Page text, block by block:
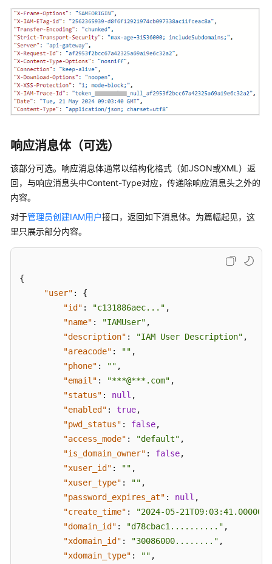
API
参
考
使
用
前
必
API
概
览
何
调
用
响应消息体（可选）
该部分可选。响应消息体通常以结构化格式（如JSON或XML）返
回，与响应消息头中Content-Type对应，传递除响应消息头之外的
内容。
对于管理员创建IAM用户接口，返回如下消息体。为篇幅起见，这
里只展示部分内容。
{
"user" :
{
"id" : "c131886aec..." ,
"name" : "IAMUser" ,
"description" : "IAM User Description" ,
"areacode" : "" ,
"phone" : "" ,
"email" : "***@***.com" ,
"status" : null ,
"enabled" : true,
"pwd_status" : false,
"access_mode" : "default" ,
"is_domain_owner" : false,
"xuser_id" : "" ,
"xuser_type" : "" ,
"password_expires_at" : null ,
"create_time" :
"2024-05-21T09:03:41.000000"
"domain_id" : "d78cbac1.........." ,
"xdomain_id" : "30086000........" ,
"xdomain_type" : "" ,